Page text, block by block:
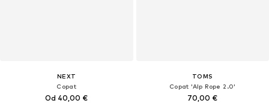
NEXT
Copat
Od 40,00 €
TOMS
Copat 'Alp Rope 2.0'
70,00 €